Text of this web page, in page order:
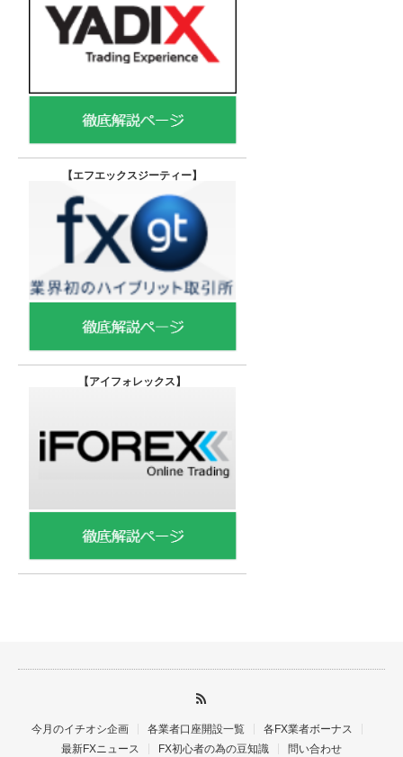
【エフエックスジーティー】
【アイフォレックス】
今月のイチオシ企画 各業者口座開設一覧
各FX業者ボーナス
最新FXニュース
FX初心者の為の豆知識 問い合わせ